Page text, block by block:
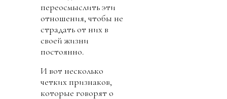
переосмыслить эти
отношения, чтобы не
страдать от них в
своей жизни
постоянно.
И вот несколько
четких признаков,
которые говорят о